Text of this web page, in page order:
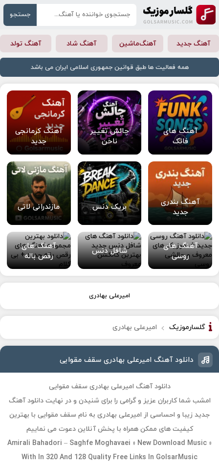
جستجو
آهنگ جدید آهنگ‌ماشین آهنگ شاد آهنگ تولد
همه فعالیت ها طبق قوانین جمهوری اسلامی ایران می باشد
آهنگ های
فانک
چالش تغییر
ناخن
آهنگ کرمانجی
جدید
آهنگ بندری
جدید
بریک دنس مازندرانی لاتی
آهنگ های
روسی
شافل دنس
آهنگ های
رقص باله
امیرعلی بهادری
گلسارموزیک امیرعلی بهادری
دانلود آهنگ امیرعلی بهادری سقف مقوایی
دانلود آهنگ امیرعلی بهادری سقف مقوایی
امشب شما کاربران عزیز و گرامی را برای شنیدن و در نهایت دانلود آهنگ
جدید زیبا و احساسی از امیرعلی بهادری به نام سقف مقوایی با بهترین
کیفیت های ممکن همراه با پخش آنلاین دعوت می نماییم
Amirali Bahadori – Saghfe Moghavaei » New Download Music »
With In 320 And 128 Quality Free Links In GolsarMusic